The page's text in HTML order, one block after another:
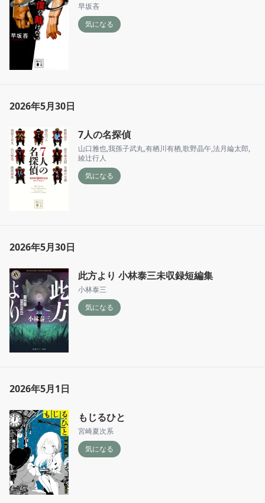
早坂吝
気になる
2026年5月30日
7人の名探偵
山口雅也,我孫子武丸,有栖川有栖,歌野晶午,法月綸太郎,
綾辻行人
気になる
2026年5月30日
此方より 小林泰三未収録短編集
小林泰三
気になる
2026年5月1日
もじるひと
宮崎夏次系
気になる